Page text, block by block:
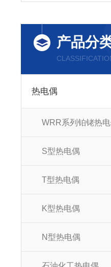
产品分
热电偶
WRR系列铂铑热
S型热电偶
T型热电偶
K型热电偶
N型热电偶